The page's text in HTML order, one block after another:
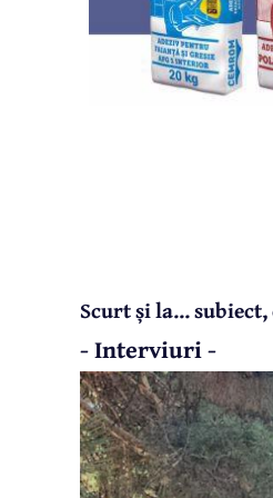
Scurt și la...
- Interviuri -